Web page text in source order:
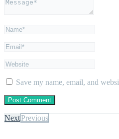
Save my name, email, and
NextPrevious